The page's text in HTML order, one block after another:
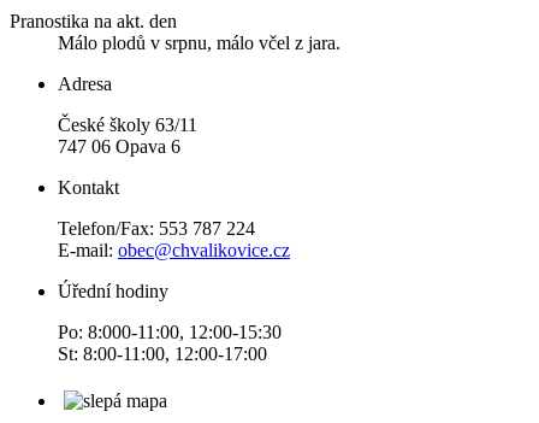
Pranostika na akt. den
Málo plodů v srpnu, málo včel z jara.
Adresa
České školy 63/11
747 06 Opava 6
Kontakt
Telefon/Fax: 553 787 224
E-mail: obec@chvalikovice.cz
Úřední hodiny
Po: 8:000-11:00, 12:00-15:30
St: 8:00-11:00, 12:00-17:00